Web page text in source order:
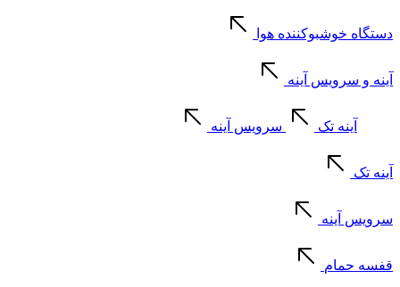
دستگاه خوشبوکننده هوا
آینه و سرویس آینه
آینه تک سرویس آینه
آینه تک
سرویس آینه
قفسه حمام